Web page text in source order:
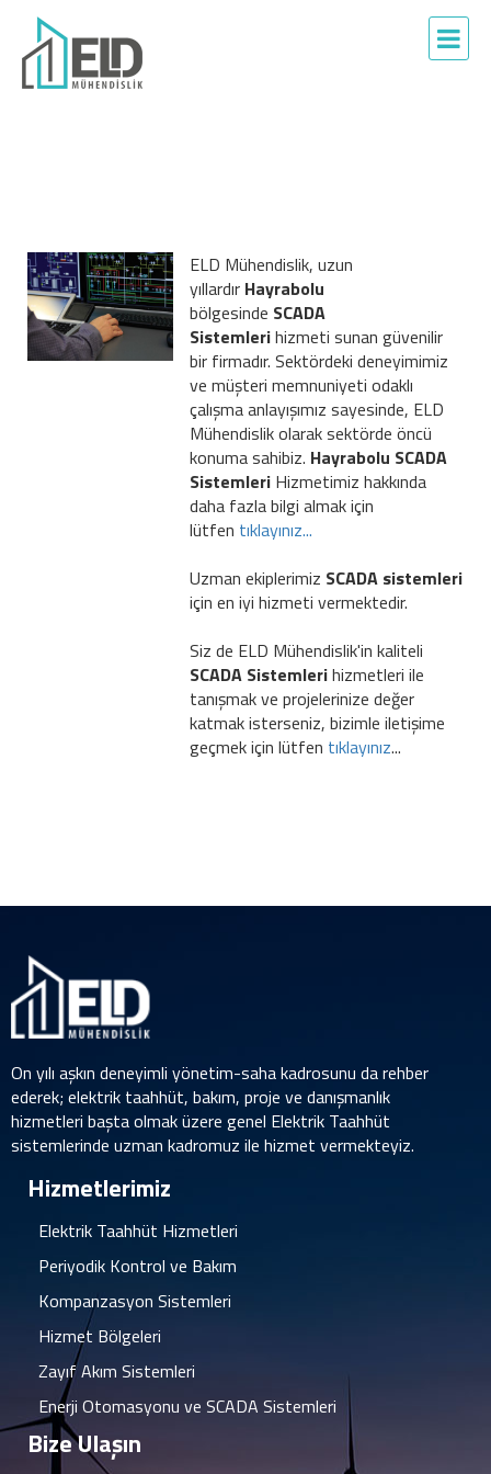
ELD Mühendislik, uzun
yıllardır Hayrabolu
bölgesinde SCADA
Sistemlerihizmeti sunan güvenilir
bir firmadır. Sektördeki deneyimimiz
ve müşteri memnuniyeti odaklı
çalışma anlayışımız sayesinde, ELD
Mühendislik olarak sektörde öncü
konuma sahibiz. Hayrabolu SCADA
SistemleriHizmetimiz hakkında
daha fazla bilgi almak için
lütfen tıklayınız...
Uzman ekiplerimiz SCADA sistemleri
için en iyi hizmeti vermektedir.
Siz de ELD Mühendislik'in kaliteli
SCADA Sistemlerihizmetleri ile
tanışmak ve projelerinize değer
katmak isterseniz, bizimle iletişime
geçmek için lütfen tıklayınız...
On yılı aşkın deneyimli yönetim-saha kadrosunu da rehber
ederek; elektrik taahhüt, bakım, proje ve danışmanlık
hizmetleri başta olmak üzere genel Elektrik Taahhüt
sistemlerinde uzman kadromuz ile hizmet vermekteyiz.
Hizmetlerimiz
Elektrik Taahhüt Hizmetleri
Periyodik Kontrol ve Bakım
Kompanzasyon Sistemleri
Hizmet Bölgeleri
Zayıf Akım Sistemleri
Enerji Otomasyonu ve SCADA Sistemleri
Bize Ulaşın